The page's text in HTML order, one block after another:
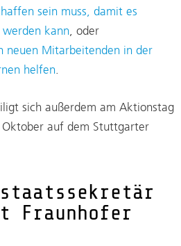
sein muss, damit es
kann, oder
neuen Mitarbeitenden in der
helfen.
sich außerdem am Aktionstag
auf dem Stuttgarter
Fraunhofer